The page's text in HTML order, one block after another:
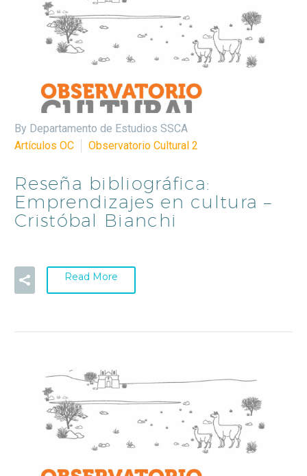
By Departamento de Estudios SSCA
Artículos OC
Observatorio Cultural 2
Reseña bibliográfica:
Emprendizajes en cultura –
Cristóbal Bianchi
Read More